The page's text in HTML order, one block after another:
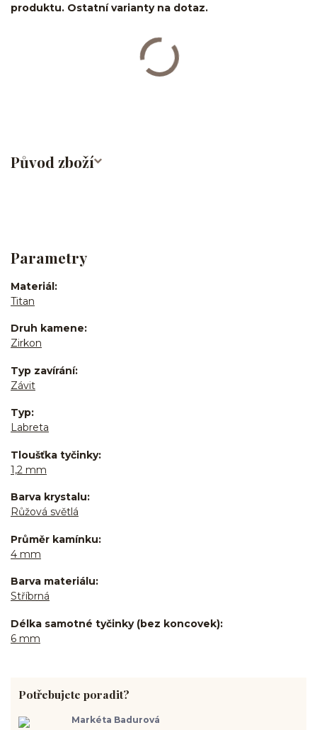
produktu. Ostatní varianty na dotaz.
lalůček/helix/tragus/conch/forward helix/flat/do nosu/nostril/do
rtů/lower labret/madonna/angel bites/snake bites/spider of viper
Původ zboží
Parametry
Materiál
Titan
Druh kamene
Zirkon
Typ zavírání
Závit
Typ
Labreta
Tloušťka tyčinky
1,2 mm
Barva krystalu
Růžová světlá
Průměr kamínku
4 mm
Barva materiálu
Stříbrná
Délka samotné tyčinky (bez koncovek)
6 mm
Potřebujete poradit?
Markéta Badurová